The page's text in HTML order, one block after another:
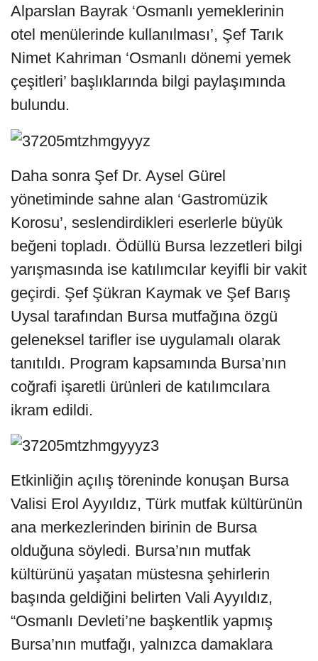
Alparslan Bayrak ‘Osmanlı yemeklerinin
otel menülerinde kullanılması’, Şef Tarık
Nimet Kahriman ‘Osmanlı dönemi yemek
çeşitleri’ başlıklarında bilgi paylaşımında
bulundu.
Daha sonra Şef Dr. Aysel Gürel
yönetiminde sahne alan ‘Gastromüzik
Korosu’, seslendirdikleri eserlerle büyük
beğeni topladı. Ödüllü Bursa lezzetleri bilgi
yarışmasında ise katılımcılar keyifli bir vakit
geçirdi. Şef Şükran Kaymak ve Şef Barış
Uysal tarafından Bursa mutfağına özgü
geleneksel tarifler ise uygulamalı olarak
tanıtıldı. Program kapsamında Bursa’nın
coğrafi işaretli ürünleri de katılımcılara
ikram edildi.
Etkinliğin açılış töreninde konuşan Bursa
Valisi Erol Ayyıldız, Türk mutfak kültürünün
ana merkezlerinden birinin de Bursa
olduğuna söyledi. Bursa’nın mutfak
kültürünü yaşatan müstesna şehirlerin
başında geldiğini belirten Vali Ayyıldız,
“Osmanlı Devleti’ne başkentlik yapmış
Bursa’nın mutfağı, yalnızca damaklara